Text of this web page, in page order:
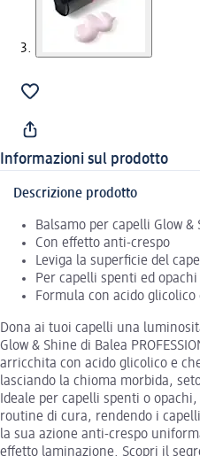
Informazioni sul prodotto
Descrizione prodotto
Balsamo per capelli Glow &
Con effetto anti-crespo
Leviga la superficie del
Per capelli spenti ed opachi
Formula con acido
Dona ai tuoi capelli una
Glow & Shine di Balea
arricchita con acido glicolico e
lasciando la chioma morbida,
Ideale per capelli spenti o
routine di cura, rendendo i
la sua azione anti-crespo
effetto laminazione. Scopri il